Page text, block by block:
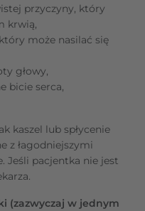
przyczyny, który
krwią,
może nasilać się
głowy,
bicie serca,
kaszel lub spłycenie
z łagodniejszymi
Jeśli pacjentka nie jest
(zazwyczaj w jednym